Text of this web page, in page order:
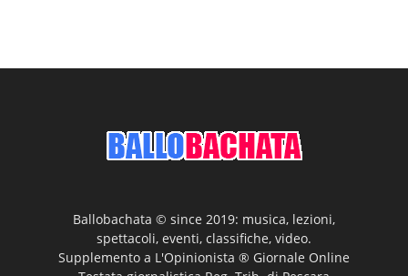
Ballobachata © since 2019: musica, lezioni,
spettacoli, eventi, classifiche, video.
Supplemento a L'Opinionista ® Giornale Online